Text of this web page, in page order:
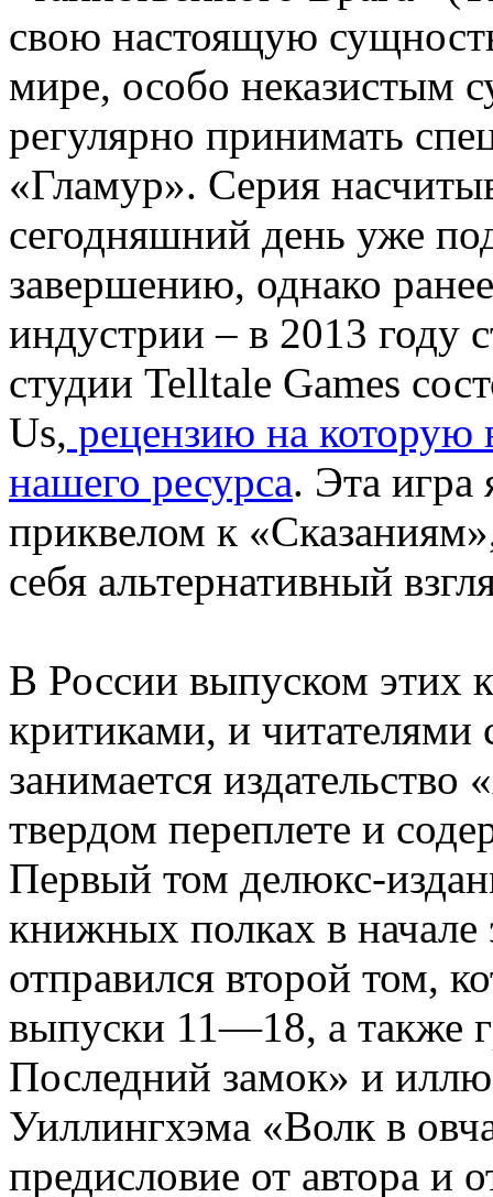
свою настоящую
мире, особо неказистым
регулярно принимать
«Гламур». Серия
сегодняшний день уже
завершению, однако
индустрии – в 2013 году
студии Telltale Games
Us, рецензию на которую
нашего ресурса. Эта игра
приквелом к
себя альтернативный
В России выпуском этих
критиками, и читателями
занимается
твердом переплете и
Первый том делюкс-
книжных полках в начале
отправился второй том,
выпуски 11—18, а также
Последний замок» и
Уиллингхэма «Волк в
предисловие от автора и